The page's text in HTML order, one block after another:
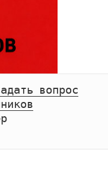
вопрос
Вкладер